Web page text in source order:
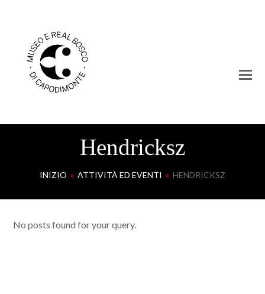
Hendricksz
INIZIO » ATTIVITÀ ED EVENTI » HENDRICKSZ
No posts found for your query.